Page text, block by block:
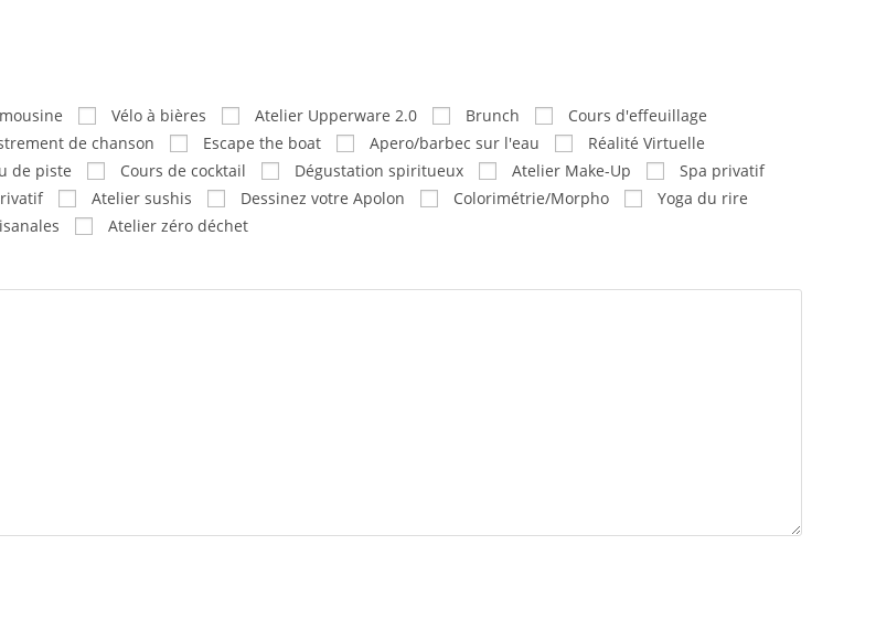
Vélo à bières Atelier Upperware 2.0 Brunch
Cours d'effeuillage
de chanson Escape the boat Apero/barbec sur l'eau
Réalité Virtuelle
de piste Cours de cocktail Dégustation spiritueux Atelier Make-Up
Spa privatif
Atelier sushis Dessinez votre Apolon Colorimétrie/Morpho
Yoga du rire
Atelier zéro déchet